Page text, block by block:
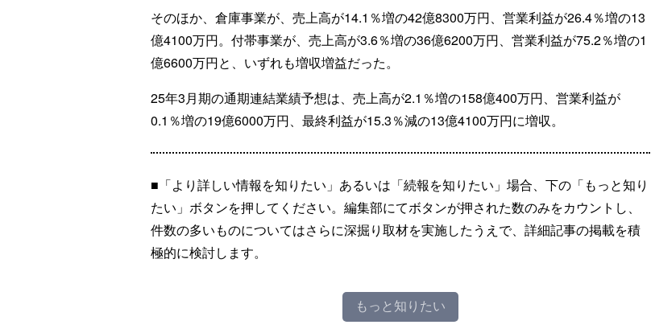
そのほか、倉庫事業が、売上高が14.1％増の42億8300万円、営業利益が26.4％増の13
億4100万円。付帯事業が、売上高が3.6％増の36億6200万円、営業利益が75.2％増の1
億6600万円と、いずれも増収増益だった。
25年3月期の通期連結業績予想は、売上高が2.1％増の158億400万円、営業利益が
0.1％増の19億6000万円、最終利益が15.3％減の13億4100万円に増収。
■「より詳しい情報を知りたい」あるいは「続報を知りたい」場合、下の「もっと知り
たい」ボタンを押してください。編集部にてボタンが押された数のみをカウントし、
件数の多いものについてはさらに深掘り取材を実施したうえで、詳細記事の掲載を積
極的に検討します。
もっと知りたい